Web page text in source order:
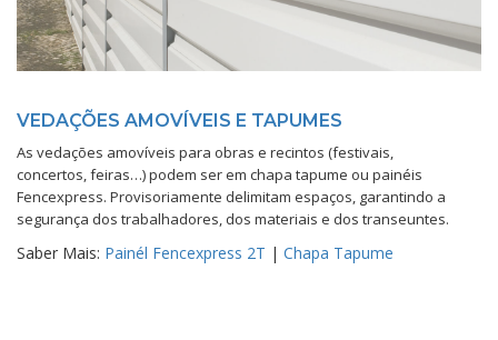
VEDAÇÕES AMOVÍVEIS E TAPUMES
As vedações amovíveis para obras e recintos (festivais,
concertos, feiras…) podem ser em chapa tapume ou painéis
Fencexpress. Provisoriamente delimitam espaços, garantindo a
segurança dos trabalhadores, dos materiais e dos transeuntes.
Saber Mais: Painél Fencexpress 2T | Chapa Tapume